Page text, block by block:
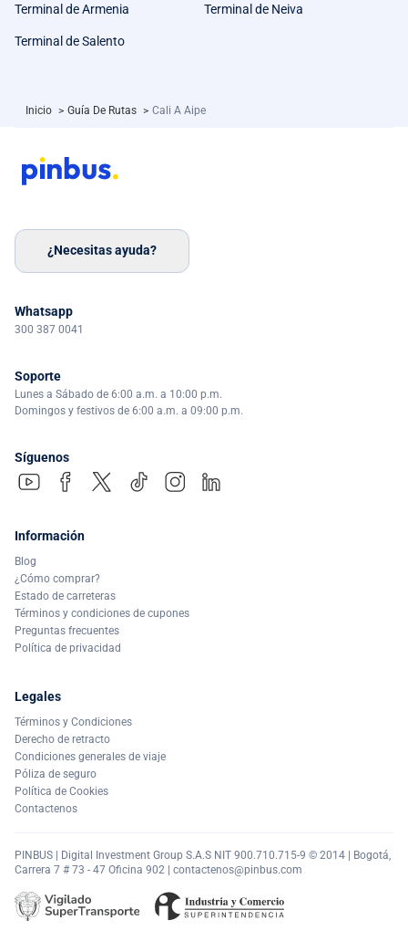
Terminal de Armenia Terminal de Neiva
Terminal de Salento
Inicio > Guía De Rutas > Cali A Aipe
¿Necesitas ayuda?
Whatsapp
300 387 0041
Soporte
Lunes a Sábado de 6:00 a.m. a 10:00 p.m.
Domingos y festivos de 6:00 a.m. a 09:00 p.m.
Síguenos
Información
Blog
¿Cómo comprar?
Estado de carreteras
Términos y condiciones de cupones
Preguntas frecuentes
Política de privacidad
Legales
Términos y Condiciones
Derecho de retracto
Condiciones generales de viaje
Póliza de seguro
Política de Cookies
Contactenos
PINBUS | Digital Investment Group S.A.S NIT 900.710.715-9 © 2014 | Bogotá,
Carrera 7 # 73 - 47 Oficina 902 | contactenos@pinbus.com